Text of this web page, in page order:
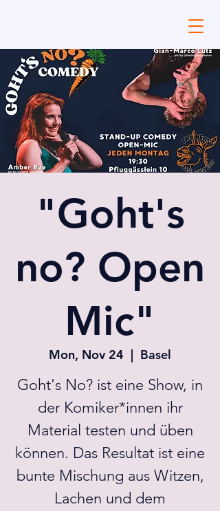
"Goht's
no? Open
Mic"
Mon, Nov 24
  |
Basel
Goht's No? ist eine Show, in
der Komiker*innen ihr
Material testen und üben
können. Das Resultat ist eine
bunte Mischung aus Witzen,
Lachen und dem